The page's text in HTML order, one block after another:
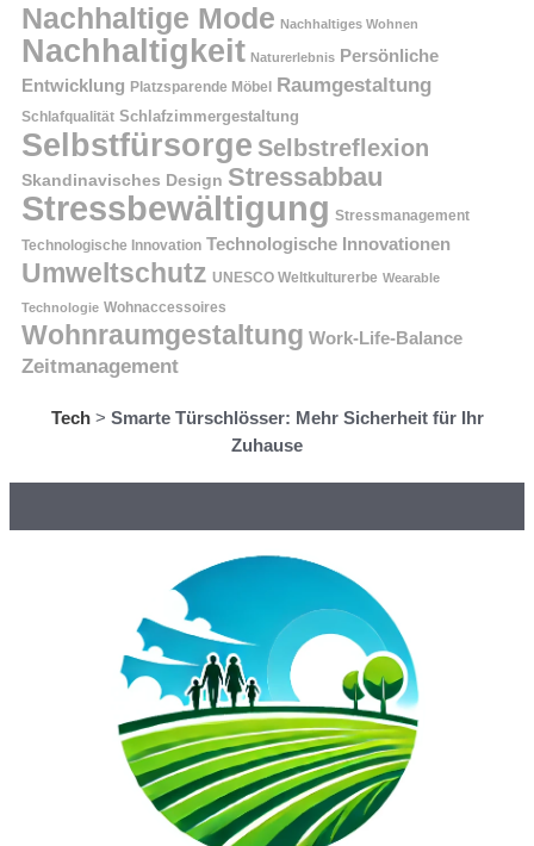
Nachhaltige Mode Nachhaltiges Wohnen
Nachhaltigkeit Naturerlebnis Persönliche
Entwicklung Platzsparende Möbel Raumgestaltung
Schlafqualität Schlafzimmergestaltung
Selbstfürsorge Selbstreflexion
Skandinavisches Design Stressabbau
Stressbewältigung Stressmanagement
Technologische Innovation Technologische Innovationen
Umweltschutz UNESCO Weltkulturerbe Wearable
Technologie Wohnaccessoires
Wohnraumgestaltung Work-Life-Balance
Zeitmanagement
Tech> Smarte Türschlösser: Mehr Sicherheit für Ihr
Zuhause